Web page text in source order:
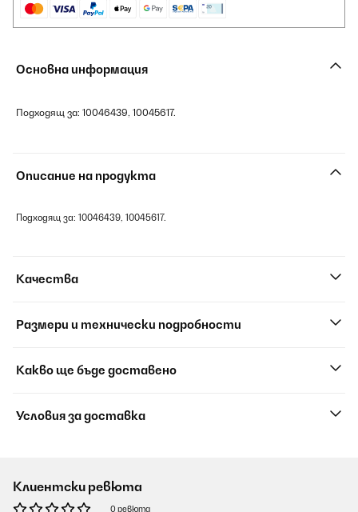
Основна информация
Подходящ за: 10046439, 10045617.
Описание на продукта
Подходящ за: 10046439, 10045617.
Качества
Размери и технически подробности
Какво ще бъде доставено
Условия за доставка
Клиентски ревюта
0 ревюта